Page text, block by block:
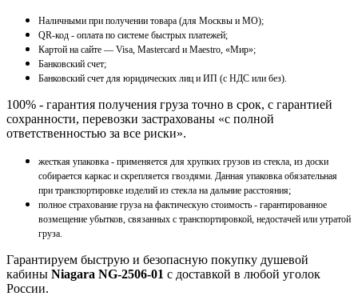
Наличными при получении товара (для Москвы и МО);
QR-код - оплата по системе быстрых платежей;
Картой на сайте — Visa, Mastercard и Maestro, «Мир»;
Банковский счет;
Банковский счет для юридических лиц и ИП (с НДС или без).
100% - гарантия получения груза точно в срок, с гарантией
сохранности, перевозки застрахованы «с полной
ответственностью за все риски».
жесткая упаковка - применяется для хрупких грузов из стекла, из доски
собирается каркас и скрепляется гвоздями. Данная упаковка обязательная
при транспортировке изделий из стекла на дальние расстояния;
полное страхование груза на фактическую стоимость - гарантированное
возмещение убытков, связанных с транспортировкой, недостачей или утратой
груза.
Гарантируем быструю и безопасную покупку душевой
кабины Niagara NG-2506-01 с доставкой в любой уголок
России.